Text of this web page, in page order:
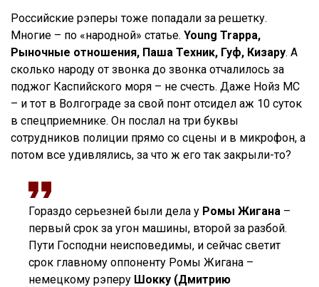
Российские рэперы тоже попадали за решетку.
Многие – по «народной» статье. Young Trappa,
Рыночные отношения, Паша Техник, Гуф, Кизару. А
сколько народу от звонка до звонка отчалилось за
поджог Каспийского моря – не счесть. Даже Нойз МС
– и тот в Волгограде за свой понт отсидел аж 10 суток
в спецприемнике. Он послал на три буквы
сотрудников полиции прямо со сцены и в микрофон, а
потом все удивлялись, за что ж его так закрыли-то?
Гораздо серьезней были дела у Ромы Жигана –
первый срок за угон машины, второй за разбой.
Пути Господни неисповедимы, и сейчас светит
срок главному оппоненту Ромы Жигана –
немецкому рэперу Шокку (Дмитрию